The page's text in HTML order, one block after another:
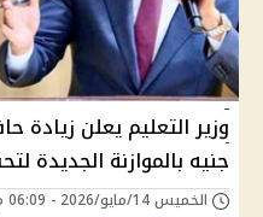
جنيه بالموازنة الجديدة
الخميس 14/مايو/2026 - 06:09 م